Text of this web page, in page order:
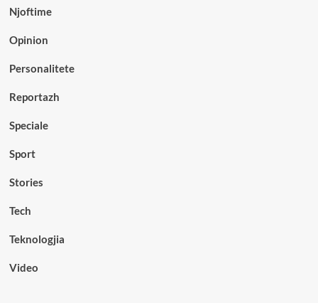
Njoftime
Opinion
Personalitete
Reportazh
Speciale
Sport
Stories
Tech
Teknologjia
Video